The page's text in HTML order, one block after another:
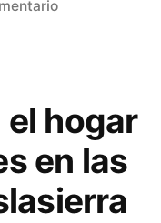
en
el hogar
en las